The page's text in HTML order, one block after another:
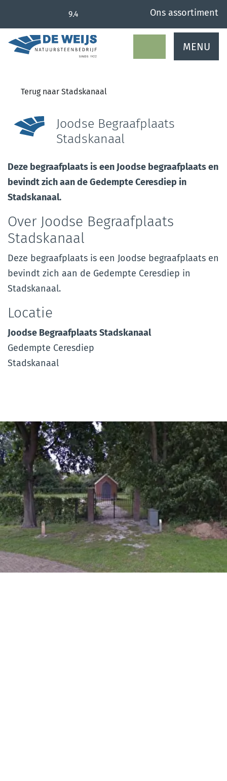
9.4 Ons assortiment
MENU
Terug naar Stadskanaal
Joodse Begraafplaats
Stadskanaal
Deze begraafplaats is een Joodse begraafplaats en
bevindt zich aan de Gedempte Ceresdiep in
Stadskanaal.
Over Joodse Begraafplaats
Stadskanaal
Deze begraafplaats is een Joodse begraafplaats en
bevindt zich aan de Gedempte Ceresdiep in
Stadskanaal.
Locatie
Joodse Begraafplaats Stadskanaal
Gedempte Ceresdiep
Stadskanaal